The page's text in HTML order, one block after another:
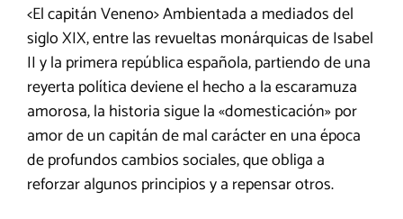
<El capitán Veneno> Ambientada a mediados del
siglo XIX, entre las revueltas monárquicas de Isabel
II y la primera república española, partiendo de una
reyerta política deviene el hecho a la escaramuza
amorosa, la historia sigue la «domesticación» por
amor de un capitán de mal carácter en una época
de profundos cambios sociales, que obliga a
reforzar algunos principios y a repensar otros.